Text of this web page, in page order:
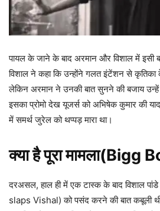
पायल के जाने के बाद अरमान और विशाल में इसी
विशाल ने कहा कि उन्होंने गलत इंटेंशन से कृतिका
लेकिन अरमान ने उनकी बात सुनने की बजाय उन्हें
इसका प्रोमो देख यूजर्स को अभिषेक कुमार की
में समर्थ जुरेल को थप्पड़ मारा था।
क्या है पूरा मामला(Bigg
दरअसल, हाल ही में एक टास्क के बाद विशाल
slaps Vishal) को पसंद करने की बात कबूली